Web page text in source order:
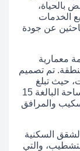
بالحياة،
الخدمات
عن جودة
معمارية
تم تصميم
حيث تبلغ
نسبة المباني فيه 22% فقط من إجمالي المساحة البالغة 15
والمرافق
السكنية
والتي